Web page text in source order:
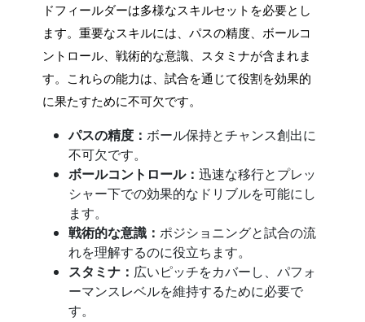
ドフィールダーは多様なスキルセットを必要とし
ます。重要なスキルには、パスの精度、ボールコ
ントロール、戦術的な意識、スタミナが含まれま
す。これらの能力は、試合を通じて役割を効果的
に果たすために不可欠です。
パスの精度： ボール保持とチャンス創出に
不可欠です。
ボールコントロール： 迅速な移行とプレッ
シャー下での効果的なドリブルを可能にし
ます。
戦術的な意識： ポジショニングと試合の流
れを理解するのに役立ちます。
スタミナ： 広いピッチをカバーし、パフォ
ーマンスレベルを維持するために必要で
す。